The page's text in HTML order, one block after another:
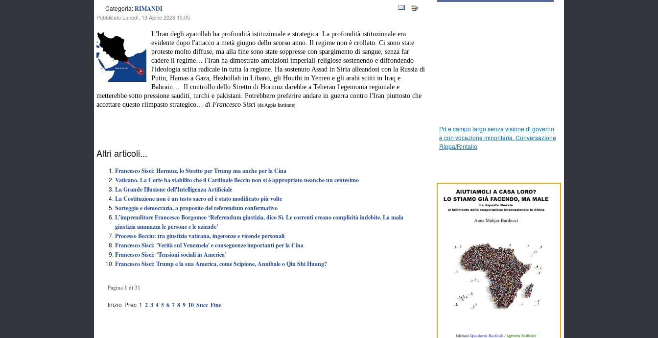
Categoria:RIMANDI
Pubblicato Lunedì, 13 Aprile 2026 15:05
L'Iran degli ayatollah ha profondità istituzionale e strategica. La profondità istituzionale era
evidente dopo l'attacco a metà giugno dello scorso anno. Il regime non è crollato. Ci sono state
proteste molto diffuse, ma alla fine sono state soppresse con spargimento di sangue, senza far
cadere il regime… l'Iran ha dimostrato ambizioni imperiali-religiose sostenendo e diffondendo
l'ideologia sciita radicale in tutta la regione. Ha sostenuto Assad in Siria alleandosi con la Russia di
Putin, Hamas a Gaza, Hezbollah in Libano, gli Houthi in Yemen e gli arabi sciiti in Iraq e
Bahrain… Il controllo dello Stretto di Hormuz darebbe a Teheran l'egemonia regionale e
metterebbe sotto pressione sauditi, turchi e pakistani. Potrebbero preferire andare in guerra contro l'Iran piuttosto che
accettare questo riimpasto strategico… di Francesco Sisci (da Appia Institute)
Altri articoli...
Francesco Sisci: Hormuz, lo Stretto per Trump ma anche per la Cina
Vaticano. La Corte ha stabilito che il Cardinale Becciu non si è appropriato neanche un centesimo
La Grande Illusione dell'Intelligenza Artificiale
La Costituzione non è un testo sacro ed è stato modificato più volte
Sorteggio e democrazia, a proposito del referendum confermativo
L’imprenditore Francesco Borgomeo ‘Referendum giustizia, dico Sì. Le correnti creano complicità indebite. La mala
giustizia ammazza le persone e le aziende’
Processo Becciu: tra giustizia vaticana, ingerenze e vicende personali
Francesco Sisci: 'Verità sul Venezuela' e conseguenze importanti per la Cina
Francesco Sisci: ‘Tensioni sociali in America’
Francesco Sisci: Trump e la sua America, come Scipione, Annibale o Qin Shi Huang?
Pagina 1 di 31
Inizio Prec 1 2 3 4 5 6 7 8 9 10 Succ Fine
Pd e campo largo senza visione di governo
e con vocazione minoritaria. Conversazione
Rippa/Rintallo